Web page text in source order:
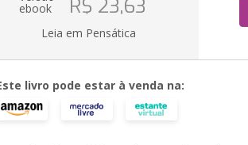
ebook R$ 23,63
Leia em Pensática
livro pode estar à venda na: